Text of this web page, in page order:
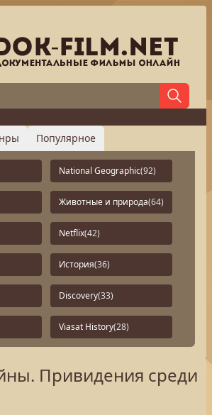
Популярное
National Geographic(92)
Животные и природа(64)
Netflix(42)
История(36)
Discovery(33)
Viasat History(28)
Привидения среди